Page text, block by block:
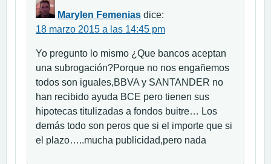
Marylen Femenias dice:
18 marzo 2015 a las 14:45 pm
Yo pregunto lo mismo ¿Que bancos aceptan
una subrogación?Porque no nos engañemos
todos son iguales,BBVA y SANTANDER no
han recibido ayuda BCE pero tienen sus
hipotecas titulizadas a fondos buitre… Los
demás todo son peros que si el importe que si
el plazo…..mucha publicidad,pero nada